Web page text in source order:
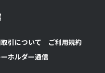
引について
ご利用規約
ホルダー通信